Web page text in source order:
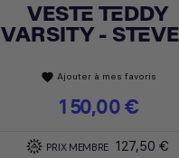
Achat express
VESTE TEDDY
VARSITY -
favorite Ajouter à mes favoris
Prix
150,00 €
PRIX MEMBRE 127,50 €